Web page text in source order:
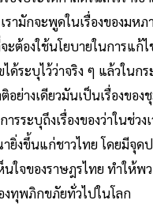
รามักจะพูดในเรื่องของมห
ะต้องใช้นโยบายในการแก้
ด้ระบุไว้ว่าจริง ๆ แล้วในก
อย่างเดียวมันเป็นเรื่องขอ
รระบุถึงเรื่องของว่าในช่วง
ยิ่งขึ้นแก่ชาวไทย โดยมีจุดป
นใจของราษฎรไทย ทำให้พ
งทุพภิกขภัยทั่วไปในโลก